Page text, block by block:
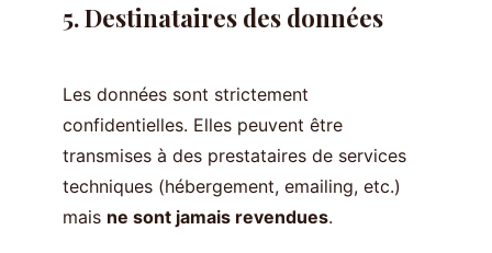
5. Destinataires des données
Les données sont strictement
confidentielles. Elles peuvent être
transmises à des prestataires de services
techniques (hébergement, emailing, etc.)
mais ne sont jamais revendues.